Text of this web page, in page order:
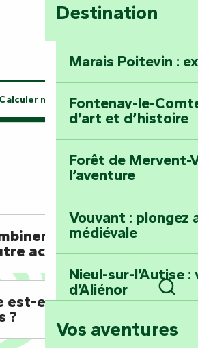
Destination
Marais Poitevin :
Fontenay-le-
d’art et d’histoire
Forêt de Mervent-
l’aventure
Vouvant : plongez
médiévale
Nieul-sur-l’Autise
d’Aliénor
Foussais-Payré :
Vos aventures
Calculer mon itinéraire
cette visite
activité ?
est-elle adaptée
?